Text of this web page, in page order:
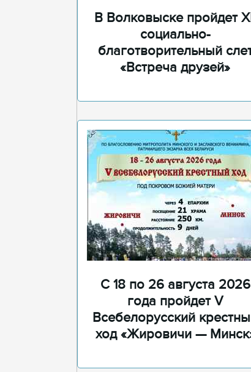
В Волковыске пройдет
социально-
благотворительный
«Встреча друзей»
С 18 по 26 августа 2026
года пройдет V
Всебелорусский
ход «Жировичи —